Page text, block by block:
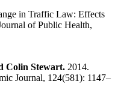
in Traffic Law: Effects
of Public Health,
Colin Stewart. 2014.
Journal, 124(581): 1147–